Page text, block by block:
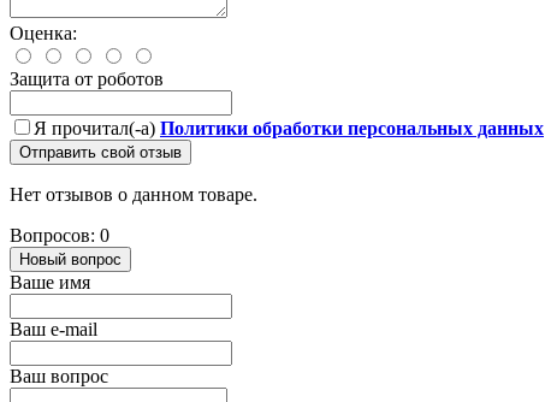
Оценка:
Защита от роботов
Я прочитал(-а) Политики обработки персональных данных
Отправить свой отзыв
Нет отзывов о данном товаре.
Вопросов: 0
Новый вопрос
Ваше имя
Ваш e-mail
Ваш вопрос